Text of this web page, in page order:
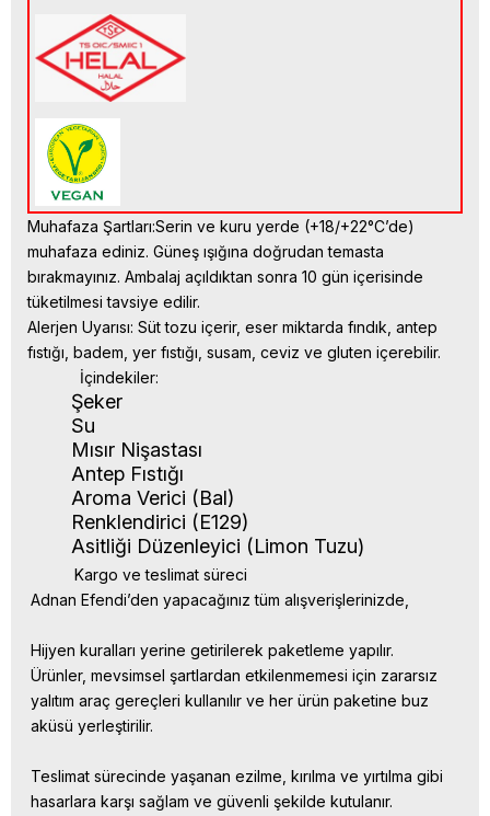
Muhafaza Şartları:Serin ve kuru yerde (+18/+22°C’de)
muhafaza ediniz. Güneş ışığına doğrudan temasta
bırakmayınız. Ambalaj açıldıktan sonra 10 gün içerisinde
tüketilmesi tavsiye edilir.
Alerjen Uyarısı: Süt tozu içerir, eser miktarda fındık, antep
fıstığı, badem, yer fıstığı, susam, ceviz ve gluten içerebilir.
İçindekiler:
Şeker
Su
Mısır Nişastası
Antep Fıstığı
Aroma Verici (Bal)
Renklendirici (E129)
Asitliği Düzenleyici (Limon Tuzu)
Kargo ve teslimat süreci
Adnan Efendi’den yapacağınız tüm alışverişlerinizde,
Hijyen kuralları yerine getirilerek paketleme yapılır.
Ürünler, mevsimsel şartlardan etkilenmemesi için zararsız
yalıtım araç gereçleri kullanılır ve her ürün paketine buz
aküsü yerleştirilir.
Teslimat sürecinde yaşanan ezilme, kırılma ve yırtılma gibi
hasarlara karşı sağlam ve güvenli şekilde kutulanır.